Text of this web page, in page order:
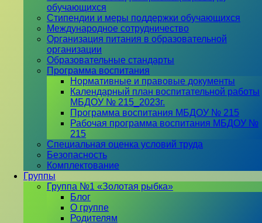
обучающихся
Стипендии и меры поддержки обучающихся
Международное сотрудничество
Организация питания в образовательной
организации
Образовательные стандарты
Программа воспитания
Нормативные и правовые документы
Календарный план воспитательной работы
МБДОУ № 215_2023г.
Программа воспитания МБДОУ № 215
Рабочая программа воспитания МБДОУ №
215
Специальная оценка условий труда
Безопасность
Комплектование
Группы
Группа №1 «Золотая рыбка»
Блог
О группе
Родителям